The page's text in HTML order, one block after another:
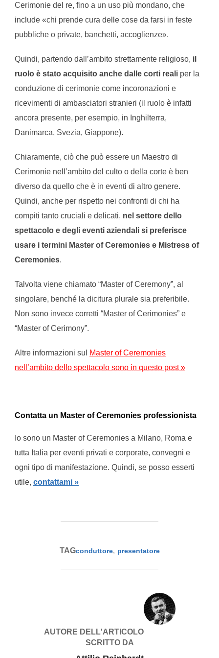
Cerimonie del re, fino a un uso più mondano, che
include «chi prende cura delle cose da farsi in feste
pubbliche o private, banchetti, accoglienze».
Quindi, partendo dall’ambito strettamente religioso, il
ruolo è stato acquisito anche dalle corti reali per la
conduzione di cerimonie come incoronazioni e
ricevimenti di ambasciatori stranieri (il ruolo è infatti
ancora presente, per esempio, in Inghilterra,
Danimarca, Svezia, Giappone).
Chiaramente, ciò che può essere un Maestro di
Cerimonie nell’ambito del culto o della corte è ben
diverso da quello che è in eventi di altro genere.
Quindi, anche per rispetto nei confronti di chi ha
compiti tanto cruciali e delicati, nel settore dello
spettacolo e degli eventi aziendali si preferisce
usare i termini Master of Ceremonies e Mistress of
Ceremonies.
Talvolta viene chiamato “Master of Ceremony”, al
singolare, benché la dicitura plurale sia preferibile.
Non sono invece corretti “Master of Cerimonies” e
“Master of Cerimony”.
Altre informazioni sul
Master of Ceremonies
nell’ambito dello spettacolo sono in questo post »
Contatta un Master of Ceremonies professionista
Io sono un Master of Ceremonies a Milano, Roma e
tutta Italia per eventi privati e corporate, convegni e
ogni tipo di manifestazione. Quindi, se posso esserti
utile, contattami »
TAGconduttore, presentatore
AUTORE DELL'ARTICOLO
SCRITTO DA